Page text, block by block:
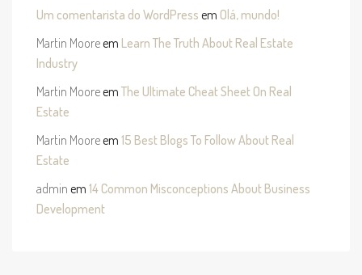
Um comentarista do WordPress em Olá, mundo!
Martin Mooreem Learn The Truth About Real Estate
Industry
Martin Mooreem The Ultimate Cheat Sheet On Real
Estate
Martin Mooreem 15 Best Blogs To Follow About Real
Estate
admin em 14 Common Misconceptions About Business
Development